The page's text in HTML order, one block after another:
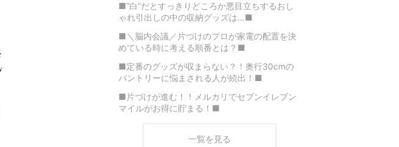
■”白”だとすっきりどころか悪目立ちするおし
ゃれ引出しの中の収納グッズは…■
■＼脳内会議／片づけのプロが家電の配置を決
めている時に考える順番とは？■
■定番のグッズが収まらない？！奥行30cmの
パントリーに悩まされる人が続出！■
■片づけが進む！！メルカリでセブンイレブン
マイルがお得に貯まる！■
一覧を見る